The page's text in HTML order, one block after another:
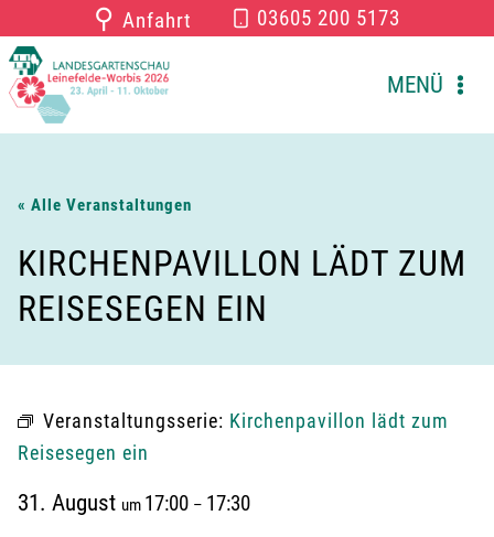
Inhalt
springen
⚲ Anfahrt 03605 200 5173
MENÜ
« Alle Veranstaltungen
KIRCHENPAVILLON LÄDT ZUM
REISESEGEN EIN
Veranstaltungsserie: Kirchenpavillon lädt zum
Reisesegen ein
31. August um 17:00 – 17:30